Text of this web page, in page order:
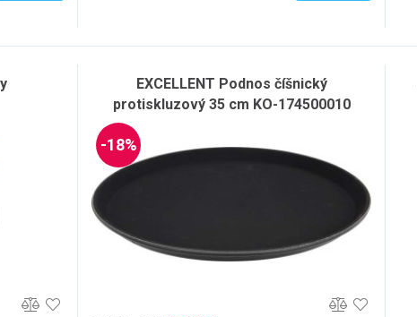
EXCELLENT Podnos číšnický
protiskluzový 35 cm KO-174500010
-18%